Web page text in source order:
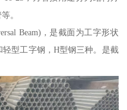
。
Beam)，是截面为工字形状
型工字钢，H型钢三种。是截